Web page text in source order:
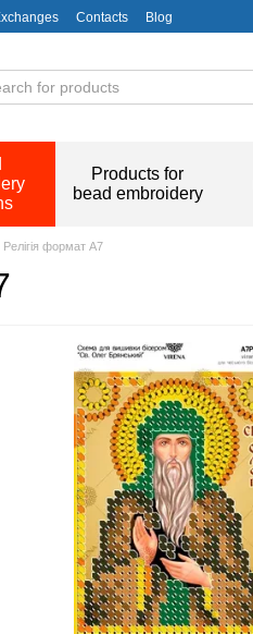
Contacts Blog
Products for
bead embroidery
Релігія формат А7